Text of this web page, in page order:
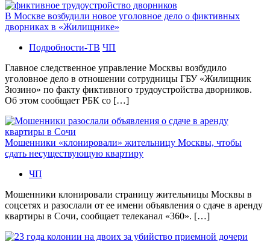
В Москве возбудили новое уголовное дело о фиктивных
дворниках в «Жилищнике»
Подробности-ТВ ЧП
Главное следственное управление Москвы возбудило
уголовное дело в отношении сотрудницы ГБУ «Жилищник
Зюзино» по факту фиктивного трудоустройства дворников.
Об этом сообщает РБК со […]
Мошенники «клонировали» жительницу Москвы, чтобы
сдать несуществующую квартиру
ЧП
Мошенники клонировали страницу жительницы Москвы в
соцсетях и разослали от ее имени объявления о сдаче в аренду
квартиры в Сочи, сообщает телеканал «360». […]